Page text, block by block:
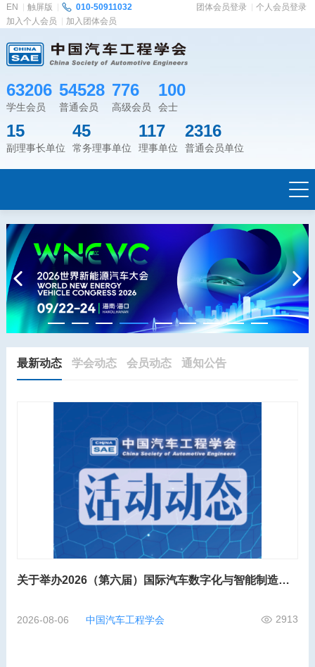
EN 触屏版 010-50911032 团体会员登录
个人会员登录
加入个人会员
加入团体会员
63206
学生会员
54528
普通会员
776
高级会员
100
会士
15
副理事长单位
45
常务理事单位
117
理事单位
2316
普通会员单位
Previous Next
最新动态 学会动态 会员动态 通知公告
关于举办2026（第六届）国际汽车数字化与智能制造大会的第二轮通知
2026-08-06 中国汽车工程学会 2913